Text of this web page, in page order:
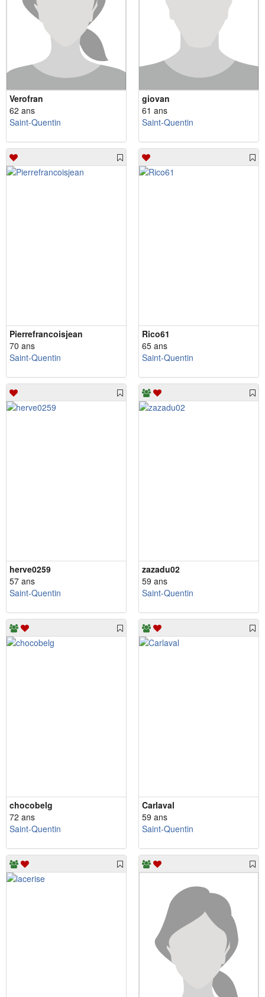
Verofran
62 ans
Saint-Quentin
giovan
61 ans
Saint-Quentin
Pierrefrancoisjean
70 ans
Saint-Quentin
Rico61
65 ans
Saint-Quentin
herve0259
57 ans
Saint-Quentin
zazadu02
59 ans
Saint-Quentin
chocobelg
72 ans
Saint-Quentin
Carlaval
59 ans
Saint-Quentin